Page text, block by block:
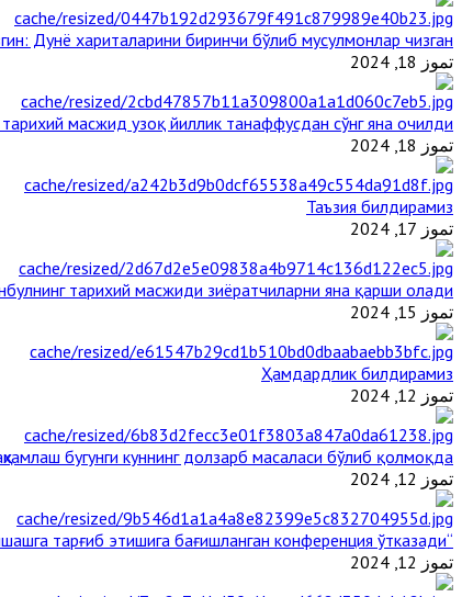
Дунё хариталарини биринчи бўлиб мусулмонлар чизган
تموز 18, 2024
масжид узоқ йиллик танаффусдан сўнг яна очилди
تموز 18, 2024
Таъзия билдирамиз
تموز 17, 2024
тарихий масжиди зиёратчиларни яна қарши олади
تموز 15, 2024
Ҳамдардлик билдирамиз
تموز 12, 2024
бугунги куннинг долзарб масаласи бўлиб қолмоқда
تموز 12, 2024
“Ал-Азҳар” Таиландда динларнинг тинч-тотув яшашга тарғиб этишига бағишланган конференция ўтказади
تموز 12, 2024